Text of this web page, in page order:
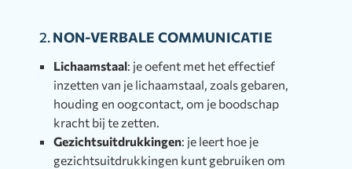
2.NON-VERBALE COMMUNICATIE
Lichaamstaal: je oefent met het effectief
inzetten van je lichaamstaal, zoals gebaren,
houding en oogcontact, om je boodschap
kracht bij te zetten.
Gezichtsuitdrukkingen: je leert hoe je
gezichtsuitdrukkingen kunt gebruiken om